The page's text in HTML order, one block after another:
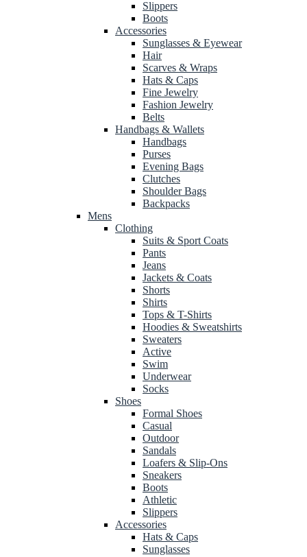
Slippers
Boots
Accessories
Sunglasses & Eyewear
Hair
Scarves & Wraps
Hats & Caps
Fine Jewelry
Fashion Jewelry
Belts
Handbags & Wallets
Handbags
Purses
Evening Bags
Clutches
Shoulder Bags
Backpacks
Mens
Clothing
Suits & Sport Coats
Pants
Jeans
Jackets & Coats
Shorts
Shirts
Tops & T-Shirts
Hoodies & Sweatshirts
Sweaters
Active
Swim
Underwear
Socks
Shoes
Formal Shoes
Casual
Outdoor
Sandals
Loafers & Slip-Ons
Sneakers
Boots
Athletic
Slippers
Accessories
Hats & Caps
Sunglasses